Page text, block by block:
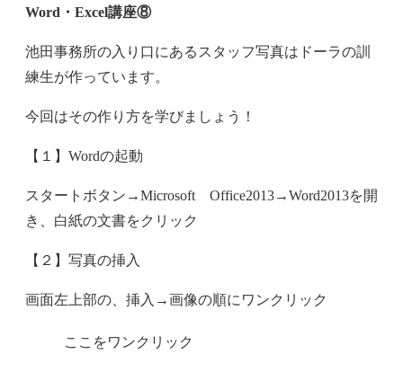
Word・Excel講座⑧
池田事務所の入り口にあるスタッフ写真はドーラの訓
練生が作っています。
今回はその作り方を学びましょう！
【１】Wordの起動
スタートボタン→Microsoft Office2013→Word2013を開
き、白紙の文書をクリック
【２】写真の挿入
画面左上部の、挿入→画像の順にワンクリック
ここをワンクリック